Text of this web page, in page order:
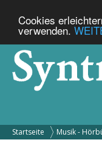
Cookies
verwenden.
Startseite Musik -